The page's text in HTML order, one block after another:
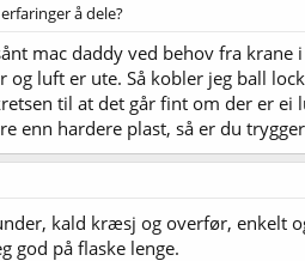
å dele?
mac daddy ved behov fra
og luft er ute. Så kobler jeg ball
til at det går fint om der er ei
enn hardere plast, så er du
kald kræsj og overfør, enkelt
god på flaske lenge.